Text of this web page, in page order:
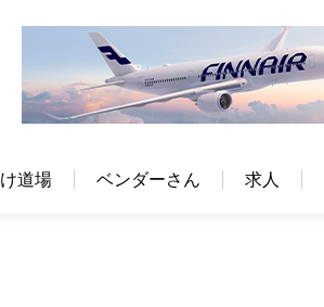
道場 ベンダーさん 求人